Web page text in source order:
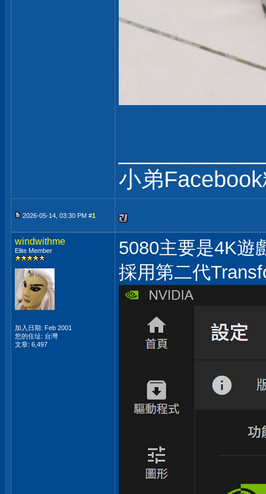
小弟
2026-05-14, 03:30 PM #1
windwithme
Elite Member
加入日期: Feb 2001
您的住址: 台灣
文章: 6,497
5080主要是4K遊
採用第二代